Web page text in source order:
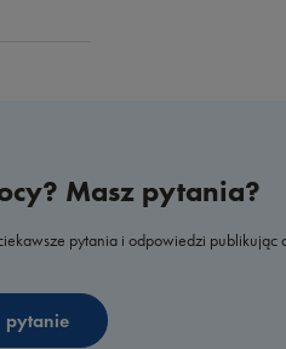
Masz pytania?
pytania i odpowiedzi publikując
pytanie